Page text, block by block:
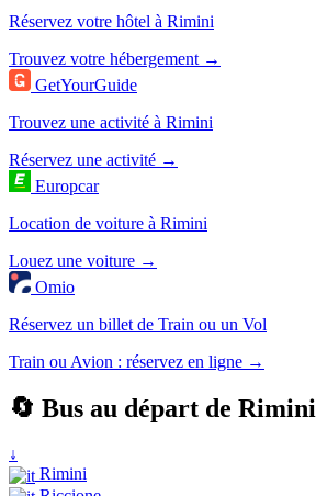
Réservez votre hôtel à Rimini
Trouvez votre hébergement →
GetYourGuide
Trouvez une activité à Rimini
Réservez une activité →
Europcar
Location de voiture à Rimini
Louez une voiture →
Omio
Réservez un billet de Train ou un Vol
Train ou Avion : réservez en ligne →
🔄 Bus au départ de Rimini
↓
Rimini